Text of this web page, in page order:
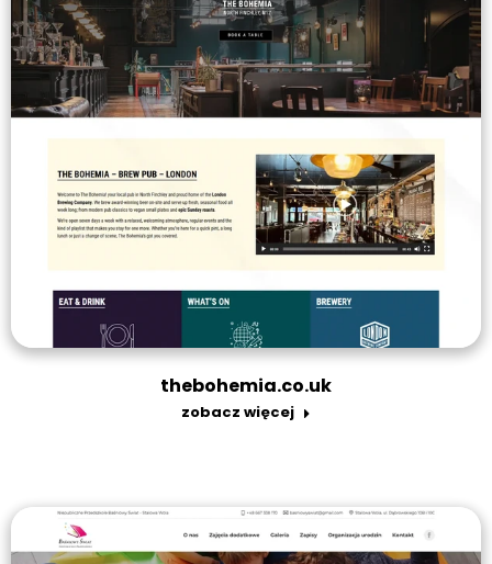
thebohemia.co.uk
zobacz więcej